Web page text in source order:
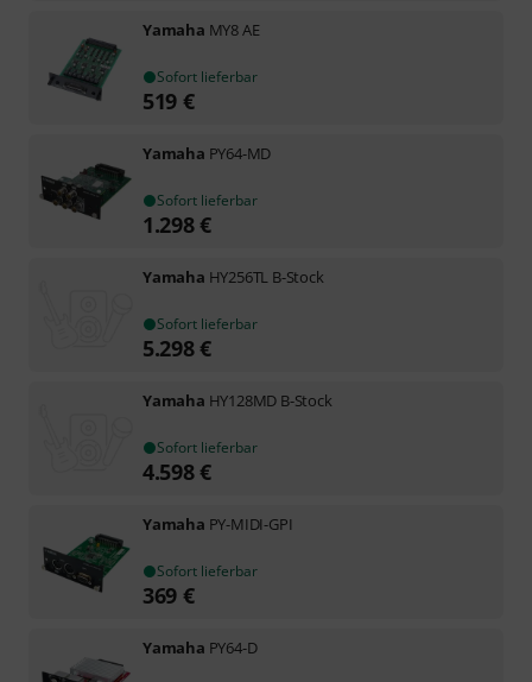
Yamaha MY8 AE
Sofort lieferbar
519 €
Yamaha PY64-MD
Sofort lieferbar
1.298€
Yamaha HY256TL B-Stock
Sofort lieferbar
5.298€
Yamaha HY128MD B-Stock
Sofort lieferbar
4.598€
Yamaha PY-MIDI-GPI
Sofort lieferbar
369 €
Yamaha PY64-D